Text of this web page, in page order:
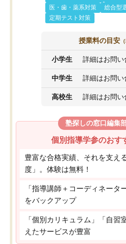
医・歯・薬系対策
総合型
定期テスト対策
授業料の目安
小学生 詳細はお問
中学生 詳細はお問
高校生 詳細はお問
塾探しの窓口編集
個別指導学参のおす
豊富な合格実績、それを支え
度」。体験は無料！
「指導講師＋コーディネータ
をバックアップ
「個別カリキュラム」「自習
えたサービスが豊富